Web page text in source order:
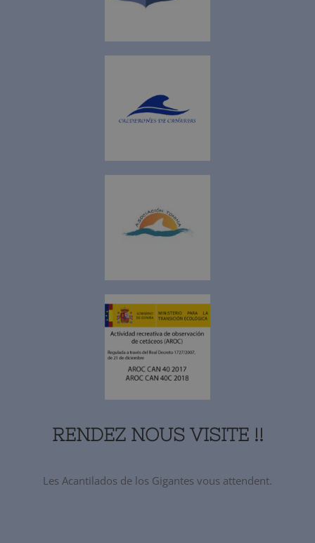
RENDEZ NOUS VISITE !!
Les Acantilados de los Gigantes vous attendent.